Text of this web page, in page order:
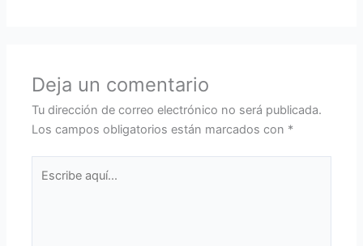
Deja un comentario
Tu dirección de correo electrónico no será publicada.
Los campos obligatorios están marcados con *